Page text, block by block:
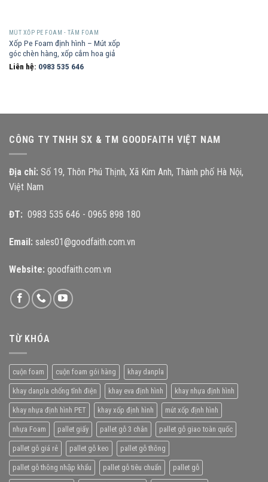
MÚT XỐP PE FOAM - TẤM FOAM
Xốp Pe Foam định hình – Mút xốp
góc chèn hàng, xốp cắm hoa giả
Liên hệ: 0983 535 646
CÔNG TY TNHH SX & TM GOODFAITH VIỆT NAM
Địa chỉ: Số 19, Thôn Phú Thịnh, Xã Kim Anh, Thành phố Hà Nội,
Việt Nam
ĐT: 0983 535 646 - 0965 898 180
Email: sales01@goodfaith.com.vn
Website: goodfaith.com.vn
TỪ KHÓA
cuộn foam cuộn foam gói hàng khay danpla
khay danpla chống tĩnh điện khay eva định hình khay nhựa định hình
khay nhựa định hình PET khay xốp định hình mút xốp định hình
nhựa Foam pallet giấy pallet gỗ 3 chân pallet gỗ giao toàn quốc
pallet gỗ giá rẻ pallet gỗ keo pallet gỗ thông
pallet gỗ thông nhập khẩu pallet gỗ tiêu chuẩn pallet gỗ